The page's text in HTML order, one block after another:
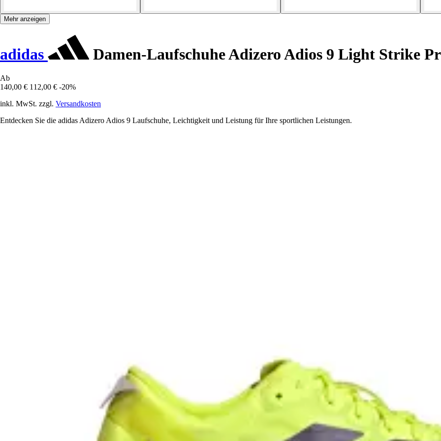
Mehr anzeigen
adidas Damen-Laufschuhe Adizero Adios 9 Light Strike
Ab
140,00 € 112,00 € -20%
inkl. MwSt. zzgl. Versandkosten
Entdecken Sie die adidas Adizero Adios 9 Laufschuhe, Leichtigkeit und Leistung für Ihre sportlichen Leistungen.